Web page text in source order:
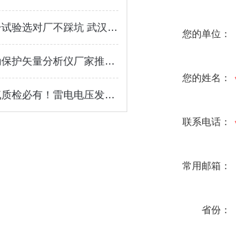
化工温升试验选对厂不踩坑 武汉双企凭实力攒下好口碑
六路差动保护矢量分析仪厂家推荐：精准调试与矢量验证的专业工具
工业电气质检必有！雷电电压发生器试验装置保障厂区电气设备耐雷击可靠性
您的单位：
您的姓名：
联系电话：
常用邮箱：
省份：